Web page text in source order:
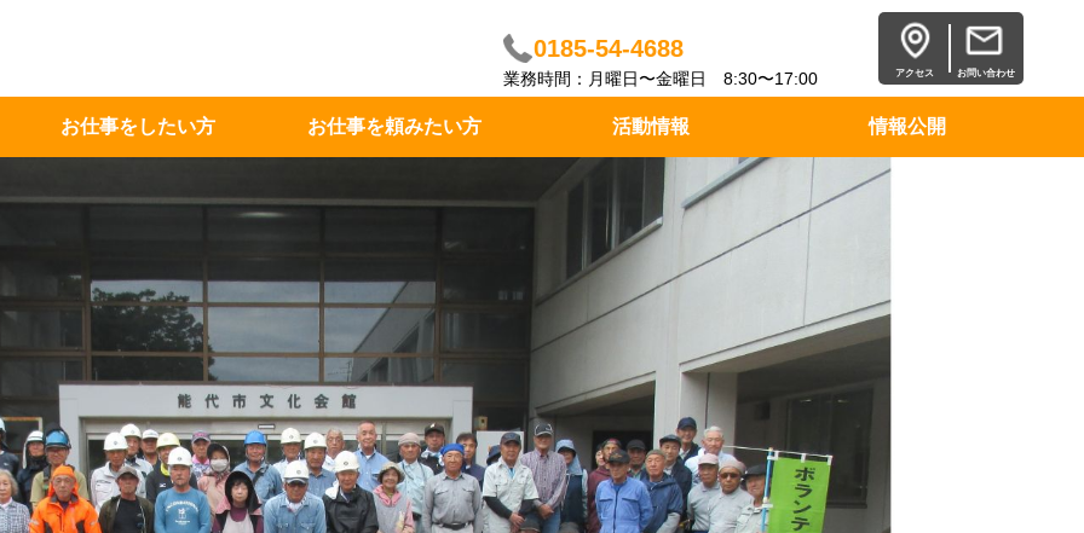
0185-54-4688
業務時間：月曜日〜金曜日 8:30〜17:00 アクセス お問い合わせ
お仕事をしたい方 お仕事を頼みたい方 活動情報 情報公開